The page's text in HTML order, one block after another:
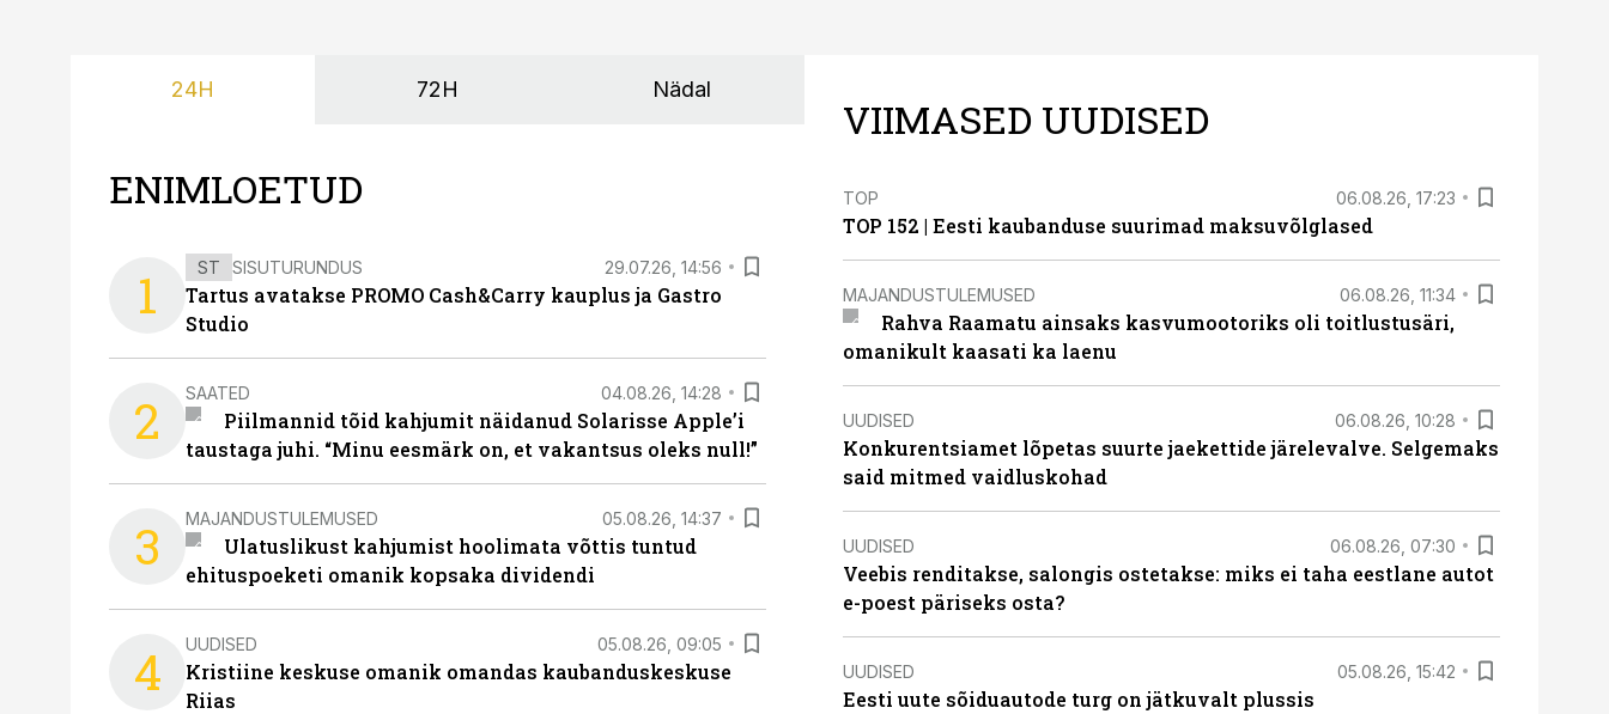
24H 72H Nädal
ENIMLOETUD
1 ST SISUTURUNDUS 29.07.26, 14:56
Tartus avatakse PROMO Cash&Carry kauplus ja Gastro
Studio
2 SAATED 04.08.26, 14:28
Piilmannid tõid kahjumit näidanud Solarisse Apple’i
taustaga juhi. “Minu eesmärk on, et vakantsus oleks null!”
3 MAJANDUSTULEMUSED 05.08.26, 14:37
Ulatuslikust kahjumist hoolimata võttis tuntud
ehituspoeketi omanik kopsaka dividendi
4 UUDISED 05.08.26, 09:05
Kristiine keskuse omanik omandas kaubanduskeskuse
Riias
VIIMASED UUDISED
TOP 06.08.26, 17:23
TOP 152 | Eesti kaubanduse suurimad maksuvõlglased
MAJANDUSTULEMUSED 06.08.26, 11:34
Rahva Raamatu ainsaks kasvumootoriks oli toitlustusäri,
omanikult kaasati ka laenu
UUDISED 06.08.26, 10:28
Konkurentsiamet lõpetas suurte jaekettide järelevalve. Selgemaks
said mitmed vaidluskohad
UUDISED 06.08.26, 07:30
Veebis renditakse, salongis ostetakse: miks ei taha eestlane autot
e-poest päriseks osta?
UUDISED 05.08.26, 15:42
Eesti uute sõiduautode turg on jätkuvalt plussis